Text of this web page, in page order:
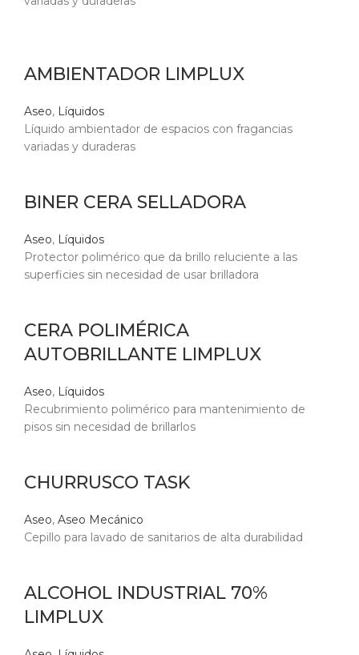
AMBIENTADOR LIMPLUX
Aseo, Líquidos
Líquido ambientador de espacios con fragancias
variadas y duraderas
BINER CERA SELLADORA
Aseo, Líquidos
Protector polimérico que da brillo reluciente a las
superficies sin necesidad de usar brilladora
CERA POLIMÉRICA
AUTOBRILLANTE LIMPLUX
Aseo, Líquidos
Recubrimiento polimérico para mantenimiento de
pisos sin necesidad de brillarlos
CHURRUSCO TASK
Aseo, Aseo Mecánico
Cepillo para lavado de sanitarios de alta durabilidad
ALCOHOL INDUSTRIAL 70%
LIMPLUX